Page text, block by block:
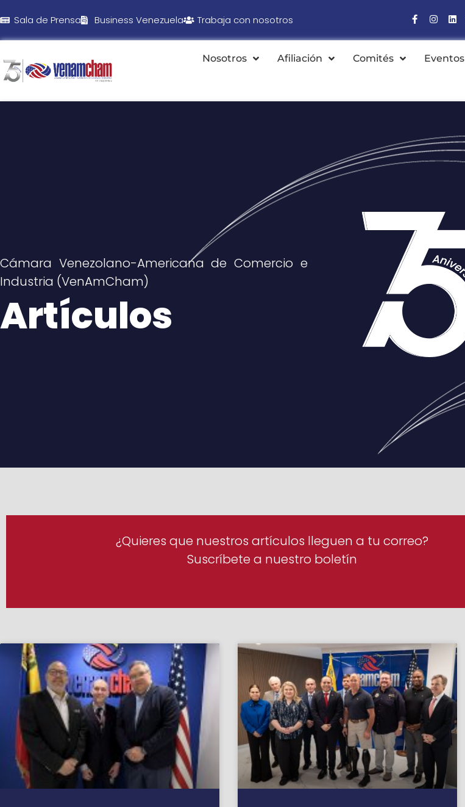
Sala de Prensa Business Venezuela Trabaja con nosotros
Nosotros Afiliación Comités Eventos
Cámara Venezolano-Americana de Comercio e
Industria (VenAmCham)
Artículos
¿Quieres que nuestros artículos lleguen a tu correo?
Suscríbete a nuestro boletín